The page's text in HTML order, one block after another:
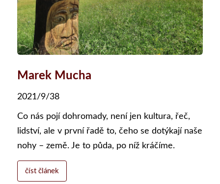
Marek Mucha
2021/9/38
Co nás pojí dohromady, není jen kultura, řeč,
lidství, ale v první řadě to, čeho se dotýkají naše
nohy – země. Je to půda, po níž kráčíme.
číst článek